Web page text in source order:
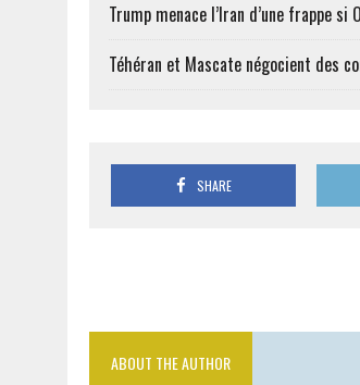
Trump menace l’Iran d’une frappe
Téhéran et Mascate négocient des
SHARE
ABOUT THE AUTHOR